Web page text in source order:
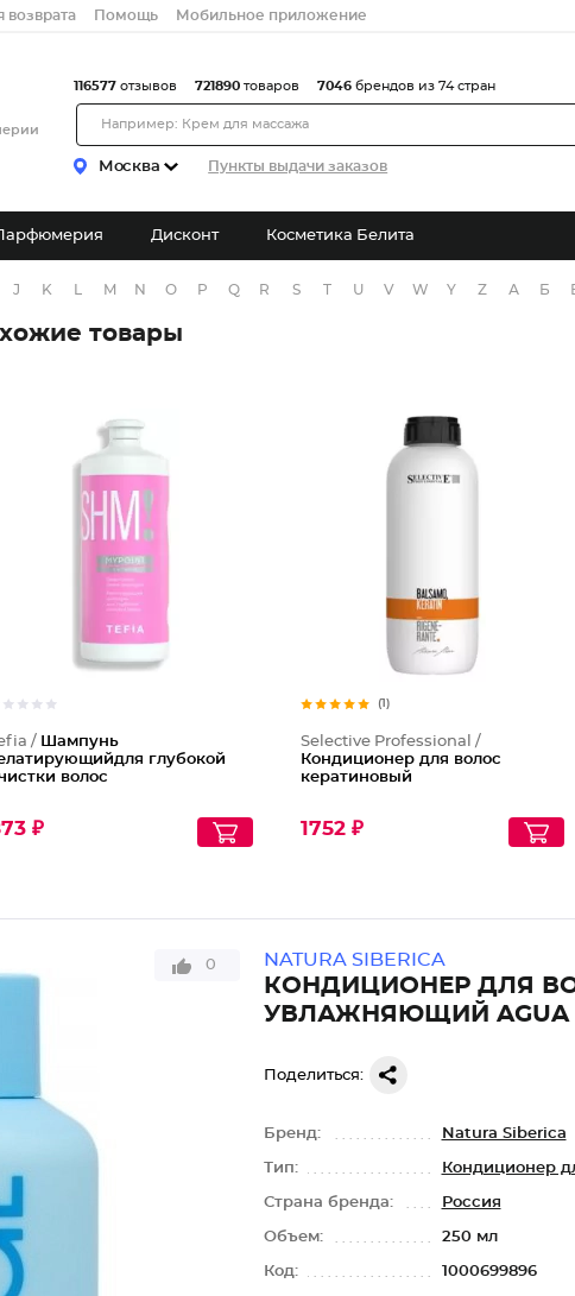
возврата Помощь Мобильное приложение
Москва Пункты выдачи заказов
116577 отзывов 721890 товаров 7046 брендов из 74 стран
Дисконт Косметика Белита
J K M N O P Q R S T U V W Y Z А Б
товары
/ Шампунь
глубокой
волос
₽
(1)
Selective Professional /
Кондиционер для волос
кератиновый
1752 ₽
0 NATURA SIBERICA
КОНДИЦИОНЕР ДЛЯ
УВЛАЖНЯЮЩИЙ AGUA
Поделиться:
Бренд: Natura Siberica
Тип: Кондиционер
Страна бренда: Россия
Объем: 250 мл
Код: 1000699896